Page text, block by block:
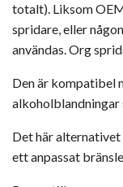
totalt). Liksom
spridare, eller
användas. Org
Den är kompatibel
alkoholblandningar
Det här
ett anpassat